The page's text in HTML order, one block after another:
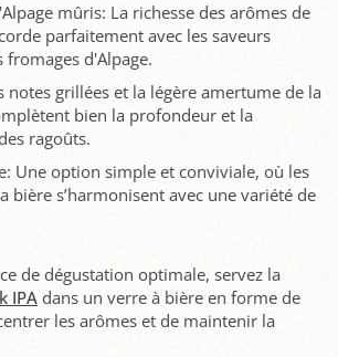
mûris: La richesse des arômes de
parfaitement avec les saveurs
fromages d'Alpage.
notes grillées et la légère amertume de la
bien la profondeur et la
ragoûts.
Une option simple et conviviale, où les
bière s’harmonisent avec une variété de
de dégustation optimale, servez la
IPA dans un verre à bière en forme de
les arômes et de maintenir la